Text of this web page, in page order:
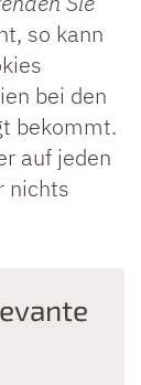
so kann
bei den
bekommt.
auf jeden
nichts